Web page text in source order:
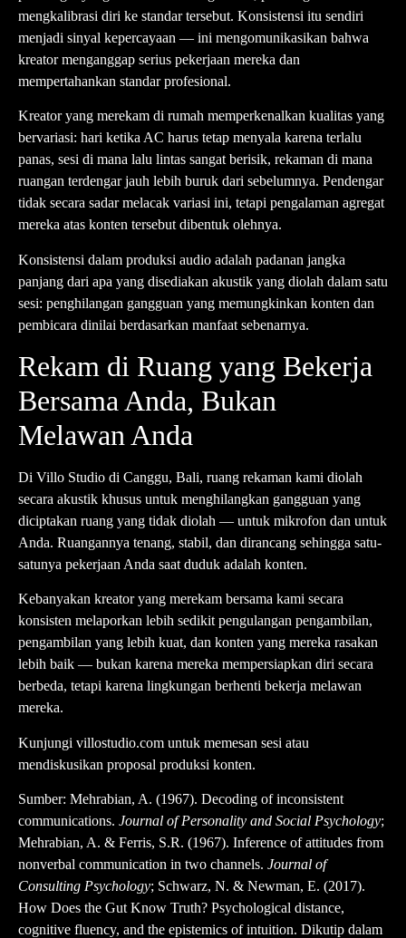
mengkalibrasi diri ke standar tersebut. Konsistensi itu sendiri
menjadi sinyal kepercayaan — ini mengomunikasikan bahwa
kreator menganggap serius pekerjaan mereka dan
mempertahankan standar profesional.
Kreator yang merekam di rumah memperkenalkan kualitas yang
bervariasi: hari ketika AC harus tetap menyala karena terlalu
panas, sesi di mana lalu lintas sangat berisik, rekaman di mana
ruangan terdengar jauh lebih buruk dari sebelumnya. Pendengar
tidak secara sadar melacak variasi ini, tetapi pengalaman agregat
mereka atas konten tersebut dibentuk olehnya.
Konsistensi dalam produksi audio adalah padanan jangka
panjang dari apa yang disediakan akustik yang diolah dalam satu
sesi: penghilangan gangguan yang memungkinkan konten dan
pembicara dinilai berdasarkan manfaat sebenarnya.
Rekam di Ruang yang Bekerja
Bersama Anda, Bukan
Melawan Anda
Di Villo Studio di Canggu, Bali, ruang rekaman kami diolah
secara akustik khusus untuk menghilangkan gangguan yang
diciptakan ruang yang tidak diolah — untuk mikrofon dan untuk
Anda. Ruangannya tenang, stabil, dan dirancang sehingga satu-
satunya pekerjaan Anda saat duduk adalah konten.
Kebanyakan kreator yang merekam bersama kami secara
konsisten melaporkan lebih sedikit pengulangan pengambilan,
pengambilan yang lebih kuat, dan konten yang mereka rasakan
lebih baik — bukan karena mereka mempersiapkan diri secara
berbeda, tetapi karena lingkungan berhenti bekerja melawan
mereka.
Kunjungi villostudio.com untuk memesan sesi atau
mendiskusikan proposal produksi konten.
Sumber: Mehrabian, A. (1967). Decoding of inconsistent
communications. Journal of Personality and Social Psychology;
Mehrabian, A. & Ferris, S.R. (1967). Inference of attitudes from
nonverbal communication in two channels. Journal of
Consulting Psychology; Schwarz, N. & Newman, E. (2017).
How Does the Gut Know Truth? Psychological distance,
cognitive fluency, and the epistemics of intuition. Dikutip dalam